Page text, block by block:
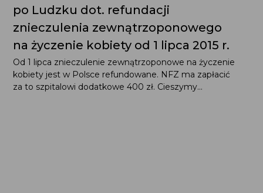
po Ludzku dot. refundacji
znieczulenia zewnątrzoponowego
na życzenie kobiety od 1 lipca 2015 r.
Od 1 lipca znieczulenie zewnątrzoponowe na życzenie
kobiety jest w Polsce refundowane. NFZ ma zapłacić
za to szpitalowi dodatkowe 400 zł. Cieszymy...